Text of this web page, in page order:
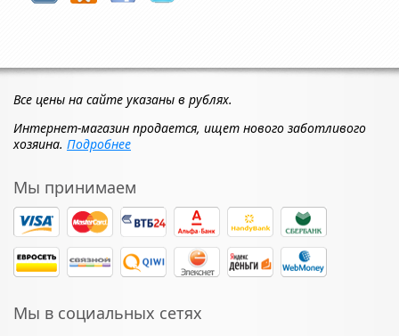
Все цены на сайте указаны в рублях.
Интернет-магазин продается, ищет нового заботливого
хозяина. Подробнее
Мы принимаем
Мы в социальных сетях